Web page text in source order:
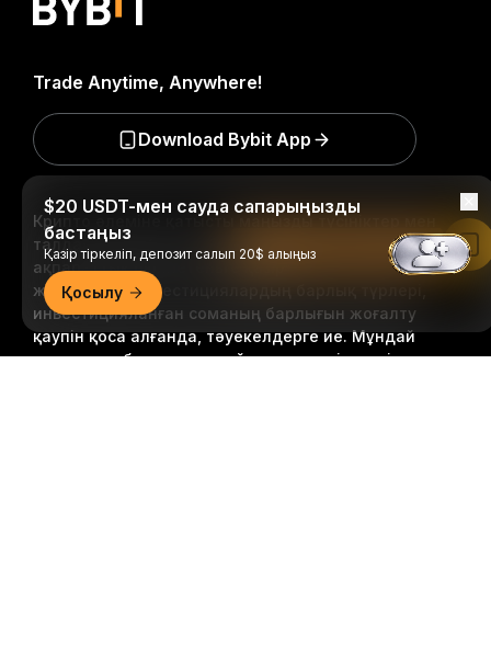
Крипто әлеміне қатысты маңызды түсініктер мен
талдауларды бірінші болып алыңыз: біздің
ақпараттық бюллетеньге қазір
жазылыңыз.Инвестициялардың барлық түрлері,
инвестицияланған соманың барлығын жоғалту
қаупін қоса алғанда, тәуекелдерге ие. Мұндай
әрекеттер барлығына сәйкес келмеуі мүмкін.
Trade Anytime, Anywhere!
Download Bybit App
$20 USDT-мен сауда сапарыңызды
бастаңыз
Қазір тіркеліп, депозит салып 20$ алыңыз
Қосылу
Bybit қолданбасында оқу